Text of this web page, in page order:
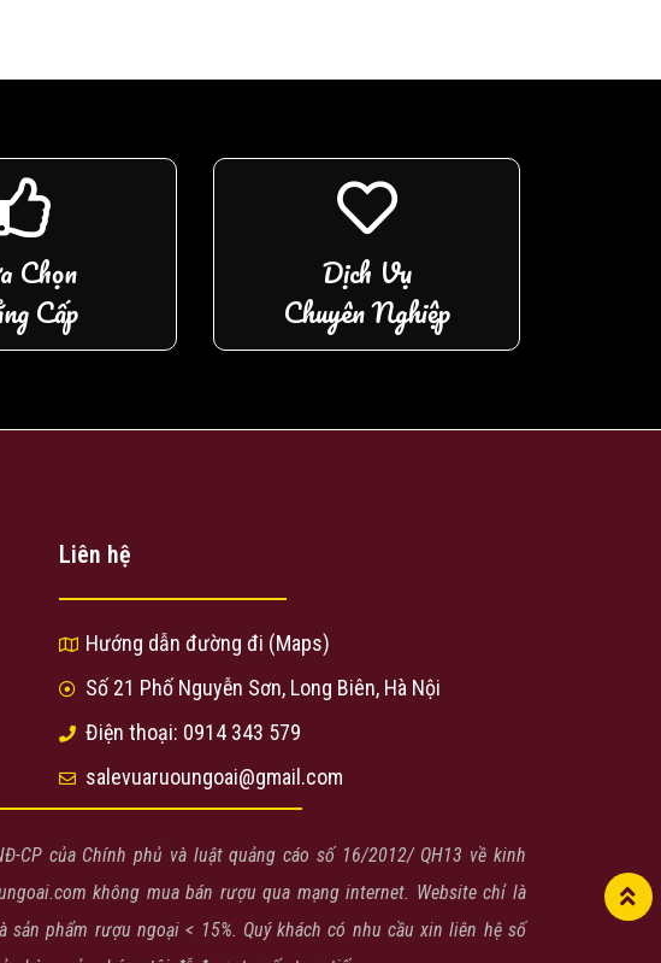
Chọn
Cấp
Dịch Vụ
Chuyên Nghiệp
Liên hệ
Hướng dẫn đường đi (Maps)
Số 21 Phố Nguyễn Sơn, Long Biên, Hà Nội
Điện thoại: 0914 343 579
salevuaruoungoai@gmail.com
CP của Chính phủ và luật quảng cáo số 16/2012/ QH13 về kinh
không mua bán rượu qua mạng internet. Website chỉ là
phẩm rượu ngoại < 15%. Quý khách có nhu cầu xin liên hệ số